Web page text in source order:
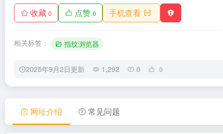
收藏 0 点赞 0 手机查看
相关标签： 指纹浏览器
2025年9月2日更新 1,292 0 0
网址介绍 常见问题